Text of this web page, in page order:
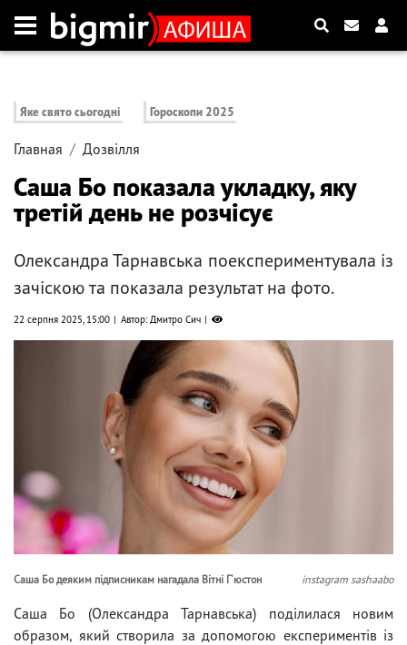
Яке свято сьогодні Гороскопи 2025
Главная Дозвілля
Саша Бо показала укладку, яку
третій день не розчісує
Олександра Тарнавська поекспериментувала із
зачіскою та показала результат на фото.
22 серпня 2025, 15:00 Автор: Дмитро Сич
Саша Бо деяким підписникам нагадала Вітні Г'юстон instagram sashaabo
Саша Бо (Олександра Тарнавська) поділилася новим
образом, який створила за допомогою експериментів із